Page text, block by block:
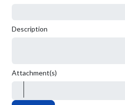
Description
Attachment(s)